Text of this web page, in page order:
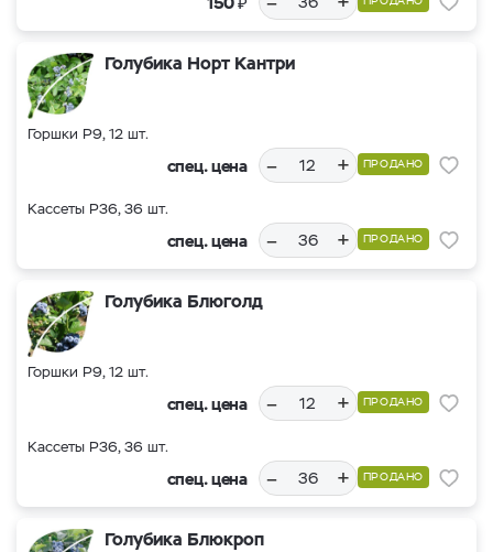
Голубика Норт Кантри
Горшки Р9, 12 шт.
спец. цена – + ПРОДАНО
Кассеты Р36, 36 шт.
спец. цена – + ПРОДАНО
Голубика Блюголд
Горшки Р9, 12 шт.
спец. цена – + ПРОДАНО
Кассеты Р36, 36 шт.
спец. цена – + ПРОДАНО
Голубика Блюкроп